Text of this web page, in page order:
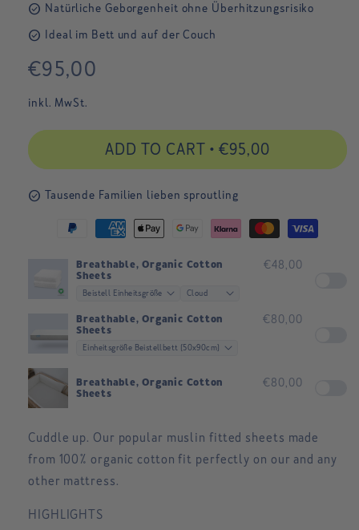
check_circle Natürliche Geborgenheit ohne Überhitzungsrisiko
check_circle Ideal im Bett und auf der Couch
Regular
€95,00
inkl. MwSt.
ADD TO CART • €95,00
check_circle Tausende Familien lieben sproutling
Paypal
payment
method
American
express
payment
Apple
pay
method
Google
pay
Klarna
payment
Master
payment
Visa
payment
Breathable, Organic Cotton
Sheets
€48,00
Breathable, Organic Cotton
Sheets
€80,00
Breathable, Organic Cotton
Sheets
€80,00
Cuddle up. Our popular muslin fitted sheets made
from 100% organic cotton fit perfectly on our and any
other mattress.
HIGHLIGHTS